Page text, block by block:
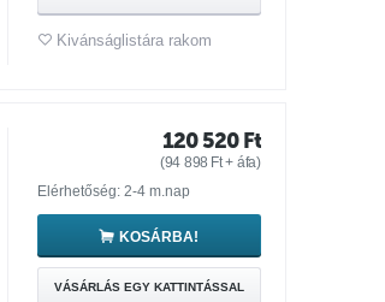
Kivánságlistára rakom
120 520 Ft
(94 898 Ft+ áfa)
Elérhetőség: 2-4 m.nap
KOSÁRBA!
VÁSÁRLÁS EGY KATTINTÁSSAL